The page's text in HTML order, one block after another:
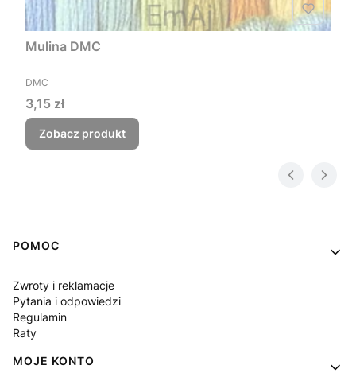
Mulina DMC
PRODUCENT
DMC
Cena
3,15 zł
Zobacz produkt
Linki w stopce
POMOC
Zwroty i reklamacje
Pytania i odpowiedzi
Regulamin
Raty
MOJE KONTO